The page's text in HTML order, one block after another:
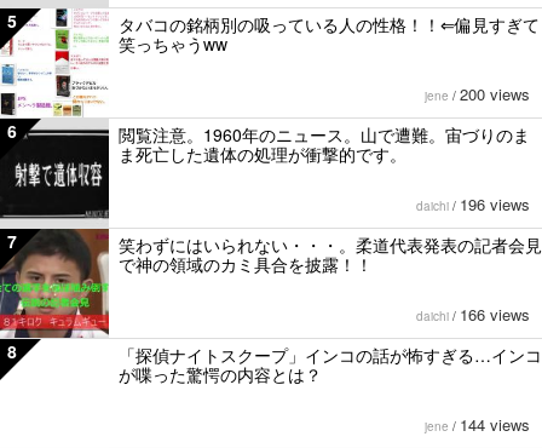
5
タバコの銘柄別の吸っている人の性格！！⇐偏見すぎて
笑っちゃうww
jene / 200 views
6
閲覧注意。1960年のニュース。山で遭難。宙づりのま
ま死亡した遺体の処理が衝撃的です。
daichi / 196 views
7
笑わずにはいられない・・・。柔道代表発表の記者会見
で神の領域のカミ具合を披露！！
daichi / 166 views
8
「探偵ナイトスクープ」インコの話が怖すぎる…インコ
が喋った驚愕の内容とは？
jene / 144 views